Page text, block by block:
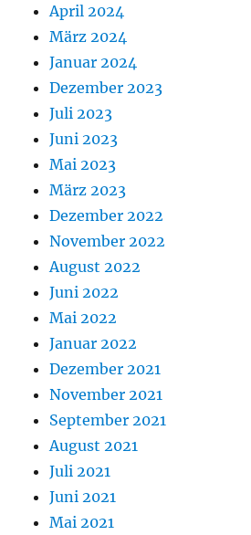
April 2024
März 2024
Januar 2024
Dezember 2023
Juli 2023
Juni 2023
Mai 2023
März 2023
Dezember 2022
November 2022
August 2022
Juni 2022
Mai 2022
Januar 2022
Dezember 2021
November 2021
September 2021
August 2021
Juli 2021
Juni 2021
Mai 2021